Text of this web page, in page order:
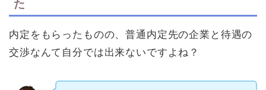
た
内定をもらったものの、普通内定先の企業と待遇の
交渉なんて自分では出来ないですよね？